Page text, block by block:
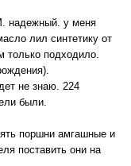
надежный. у меня
лил синтетику от
подходило.
не знаю. 224
были.
поршни амгашные и
поставить они на